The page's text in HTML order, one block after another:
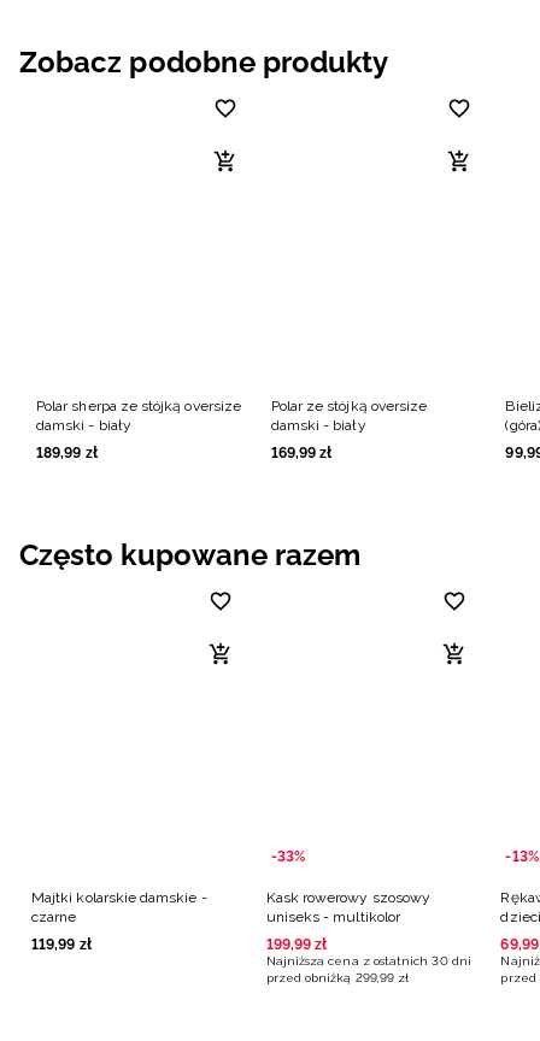
Zobacz podobne produkty
Polar sherpa ze stójką oversize
damski - biały
189,99 zł
Polar ze stójką oversize
damski - biały
169,99 zł
99,
Często kupowane razem
Majtki kolarskie damskie -
czarne
119,99 zł
-33%
Kask rowerowy szosowy
uniseks - multikolor
199,99 zł
Najniższa cena z ostatnich 30 dni
przed obniżką 299,99 zł
-13%
69,99
przed